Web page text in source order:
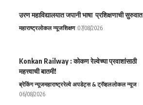
उरण महाविद्यालयात जपानी भाषा प्रशिक्षणाची सुरुवात
महाराष्ट्रलोकल न्यूजशिक्षण 07/08/2026
Konkan Railway : कोकण रेल्वेच्या प्रवाशांसाठी
महत्त्वाची बातमी!
ब्रेकिंग न्यूजमहाराष्ट्ररेल्वे अपडेट्स & ट्रॅव्हललोकल न्यूज
06/08/2026